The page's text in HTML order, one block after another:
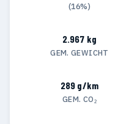
(16%)
2.967 kg
GEM. GEWICHT
289 g/km
GEM. CO₂